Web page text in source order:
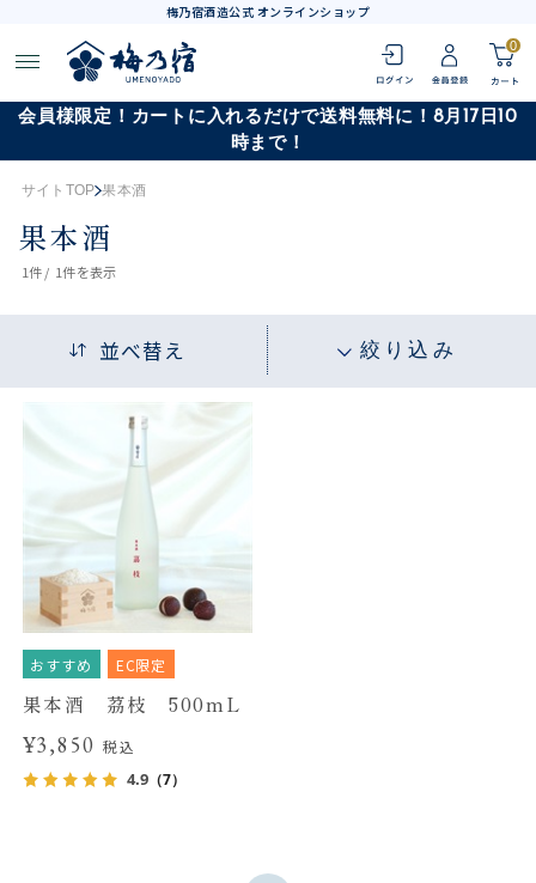
梅乃宿酒造公式 オンラインショップ
0
会員様限定！カートに入れるだけで送料無料に！8月17日10
時まで！
サイトTOP 果本酒
果本酒
1件 / 1件を表示
並べ替え 絞り込み
おすすめ EC限定
果本酒 茘枝 500mL
¥3,850税込
4.9（7）